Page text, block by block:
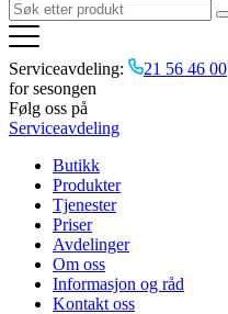
Serviceavdeling: 21 56 46 00
for sesongen
Følg oss på
Serviceavdeling
Butikk
Produkter
Tjenester
Priser
Avdelinger
Om oss
Informasjon og råd
Kontakt oss